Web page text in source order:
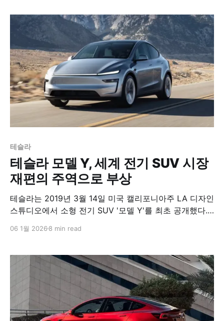
수준으로 추락한 상태다.​
테슬라
테슬라 모델 Y, 세계 전기 SUV 시장
재편의 주역으로 부상
테슬라는 2019년 3월 14일 미국 캘리포니아주 LA 디자인
스튜디오에서 소형 전기 SUV '모델 Y'를 최초 공개했다.
른 판매 성장을 기록하며 2023년 전 세계 베스트셀링 자
06 1월 2026 8 min read